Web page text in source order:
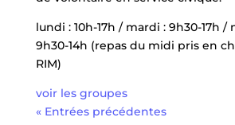
lundi : 10h-17h / mardi : 9h30-17h /
9h30-14h (repas du midi pris en
RIM)
voir les groupes
« Entrées précédentes